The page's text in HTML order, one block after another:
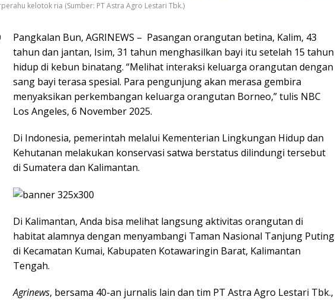
kelotok ria (Sumber: PT Astra Agro Lestari Tbk.)
Pangkalan Bun, AGRINEWS – Pasangan orangutan betina, Kalim, 43
tahun dan jantan, Isim, 31 tahun menghasilkan bayi itu setelah 15 tahun
hidup di kebun binatang. “Melihat interaksi keluarga orangutan dengan
sang bayi terasa spesial. Para pengunjung akan merasa gembira
menyaksikan perkembangan keluarga orangutan Borneo,” tulis NBC
Los Angeles, 6 November 2025.
Di Indonesia, pemerintah melalui Kementerian Lingkungan Hidup dan
Kehutanan melakukan konservasi satwa berstatus dilindungi tersebut
di Sumatera dan Kalimantan.
Di Kalimantan, Anda bisa melihat langsung aktivitas orangutan di
habitat alamnya dengan menyambangi Taman Nasional Tanjung Puting
di Kecamatan Kumai, Kabupaten Kotawaringin Barat, Kalimantan
Tengah.
Agrinews, bersama 40-an jurnalis lain dan tim PT Astra Agro Lestari Tbk.,